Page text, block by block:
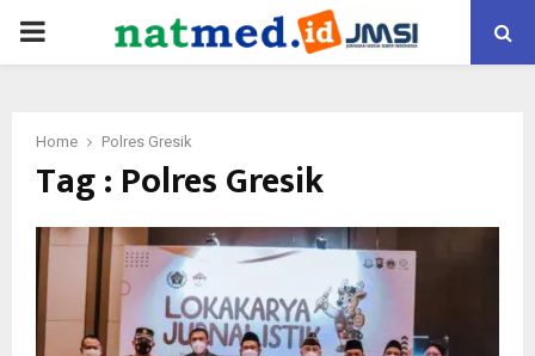
PRIMARY
Home Polres Gresik
Tag : Polres Gresik